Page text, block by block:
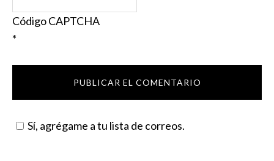
Código CAPTCHA
*
Sí, agrégame a tu lista de correos.